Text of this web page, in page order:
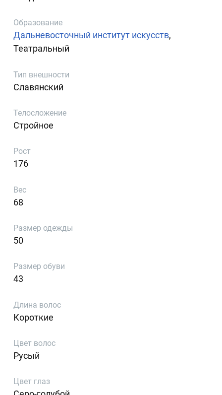
Образование
Дальневосточный институт искусств,
Театральный
Тип внешности
Славянский
Телосложение
Стройное
Рост
176
Вес
68
Размер одежды
50
Размер обуви
43
Длина волос
Короткие
Цвет волос
Русый
Цвет глаз